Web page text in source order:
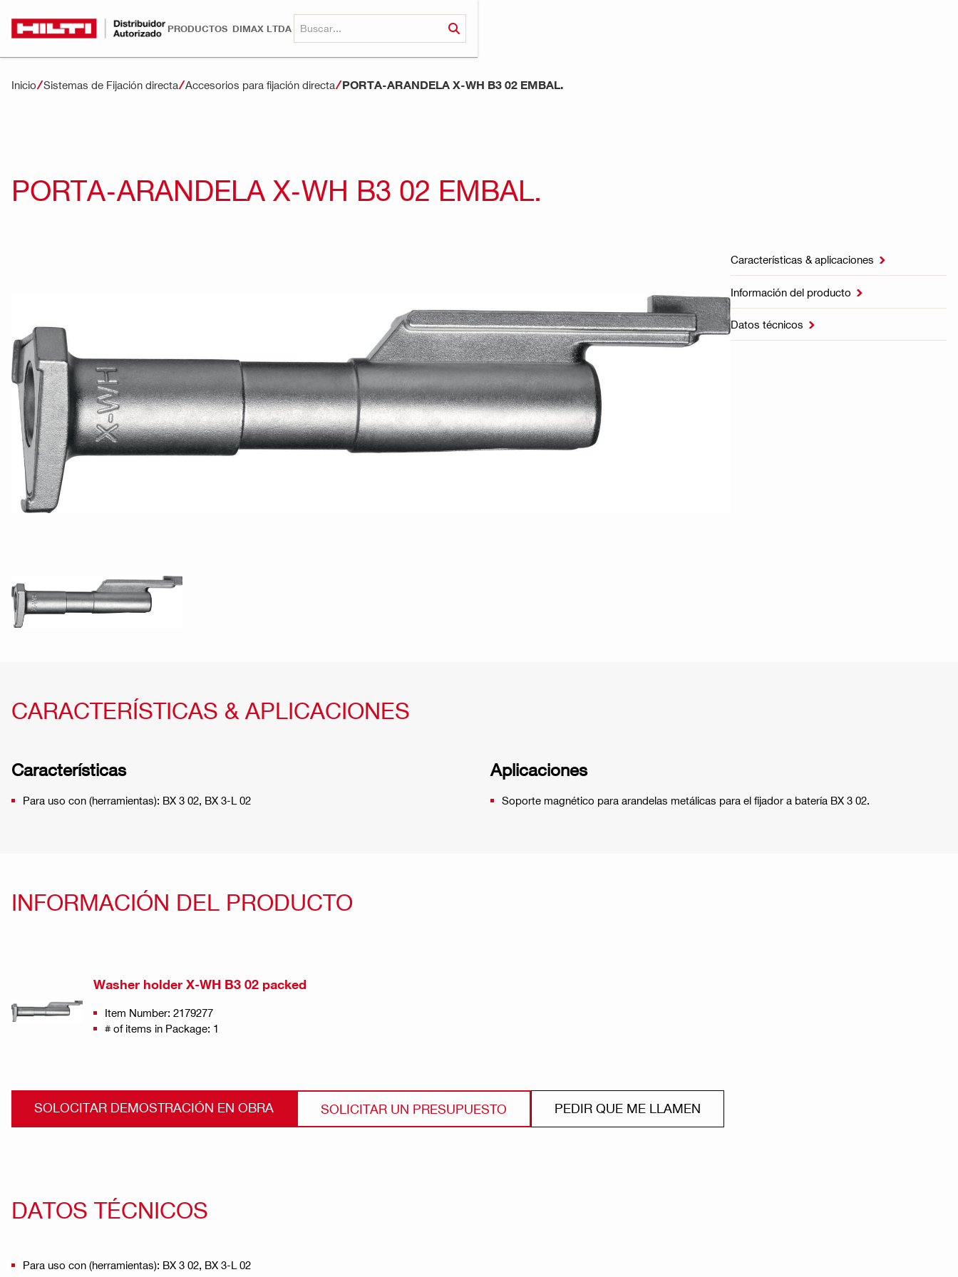
PRODUCTOS DIMAX LTDA
Inicio Sistemas de Fijación directa Accesorios para fijación directa PORTA-ARANDELA X-WH B3 02 EMBAL.
PORTA-ARANDELA X-WH B3 02 EMBAL.
Características & aplicaciones 
Información del producto 
Datos técnicos 
CARACTERÍSTICAS & APLICACIONES
Características
Para uso con (herramientas): BX 3 02, BX 3-L 02
Aplicaciones
Soporte magnético para arandelas metálicas para el fijador a batería BX 3 02.
INFORMACIÓN DEL PRODUCTO
Washer holder X-WH B3 02 packed
Item Number: 2179277
# of items in Package: 1
SOLOCITAR DEMOSTRACIÓN EN OBRA SOLICITAR UN PRESUPUESTO PEDIR QUE ME LLAMEN
DATOS TÉCNICOS
Para uso con (herramientas): BX 3 02, BX 3-L 02